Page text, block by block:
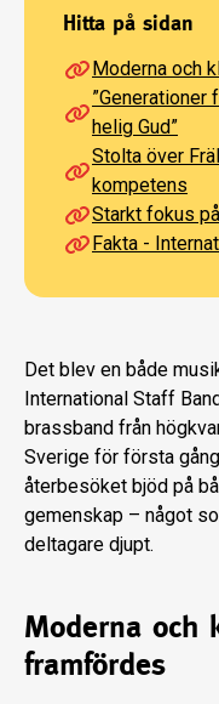
Hitta på sidan
Moderna och
helig Gud”
Stolta över
kompetens
Starkt fokus
Fakta -
Det blev en både
International Staff
brassband från
Sverige för första
återbesöket bjöd på
gemenskap – något
deltagare djupt.
Moderna och
framfördes